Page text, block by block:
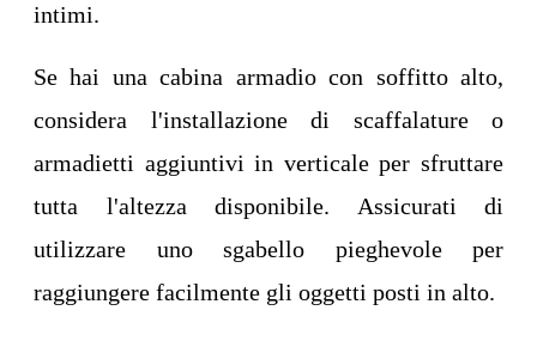
intimi.
Se hai una cabina armadio con soffitto alto,
considera l'installazione di scaffalature o
armadietti aggiuntivi in verticale per sfruttare
tutta l'altezza disponibile. Assicurati di
utilizzare uno sgabello pieghevole per
raggiungere facilmente gli oggetti posti in alto.